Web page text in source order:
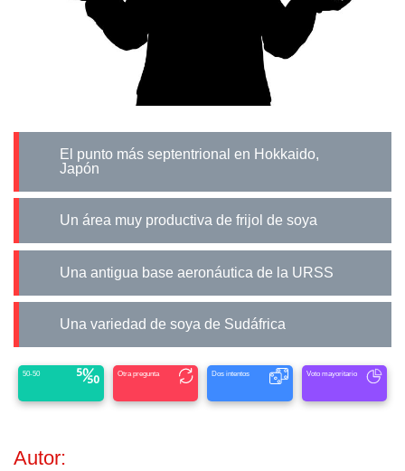
El punto más septentrional en Hokkaido,
Japón
Un área muy productiva de frijol de soya
Una antigua base aeronáutica de la URSS
Una variedad de soya de Sudáfrica
50-50 Otra pregunta Dos intentos Voto mayoritario
Autor: